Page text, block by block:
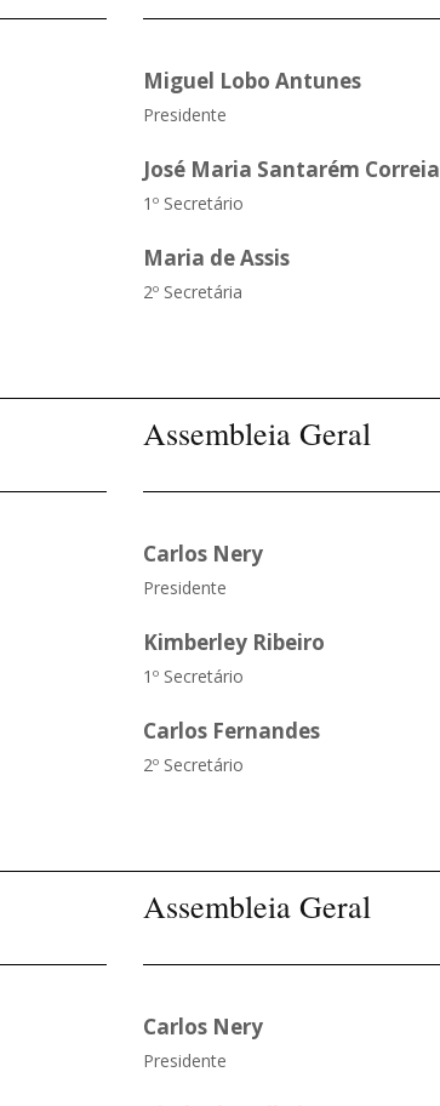
Miguel Lobo Antunes
Presidente
José Maria Santarém Correia
1º Secretário
Maria de Assis
2º Secretária
Assembleia Geral
Carlos Nery
Presidente
Kimberley Ribeiro
1º Secretário
Carlos Fernandes
2º Secretário
Assembleia Geral
Carlos Nery
Presidente